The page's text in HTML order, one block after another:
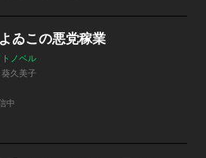
ゐこの悪党稼業
ノベル
久美子
中